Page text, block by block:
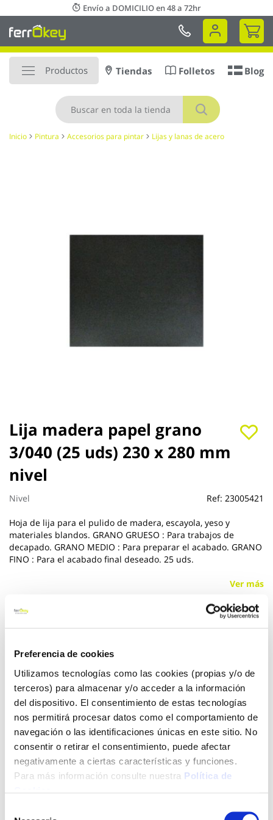
Preferencia de cookies
Utilizamos tecnologías como las cookies (propias y/o de
terceros) para almacenar y/o acceder a la información
del dispositivo. El consentimiento de estas tecnologías
nos permitirá procesar datos como el comportamiento de
navegación o las identificaciones únicas en este sitio. No
consentir o retirar el consentimiento, puede afectar
negativamente a ciertas características y funciones.
Para más información consulte nuestra Política de
al
contenido
Envío a DOMICILIO en 48 a 72hr
Mi
Productos
Buscar
Tiendas Folletos Blog
Inicio Pintura Accesorios para pintar Lijas y lanas de acero
Lija madera papel grano
3/040 (25 uds) 230 x 280 mm
nivel
Nivel Ref: 23005421
Hoja de lija para el pulido de madera, escayola, yeso y
materiales blandos. GRANO GRUESO : Para trabajos de
decapado. GRANO MEDIO : Para preparar el acabado. GRANO
FINO : Para el acabado final deseado. 25 uds.
Ver más
13,95 €
Click&Collect - Recogida gratis
en nuestras tiendas
Envío a domicilio:
5 días hábiles
+ INFO
Saltar
al
comienzo
de
la
galería
de